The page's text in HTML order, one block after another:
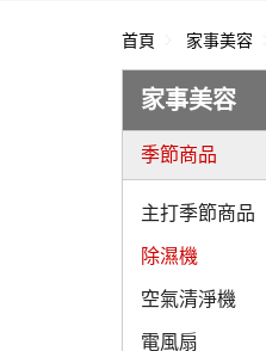
首頁 家事美容
家事美容
季節商品
主打季節商品
除濕機
空氣清淨機
電風扇